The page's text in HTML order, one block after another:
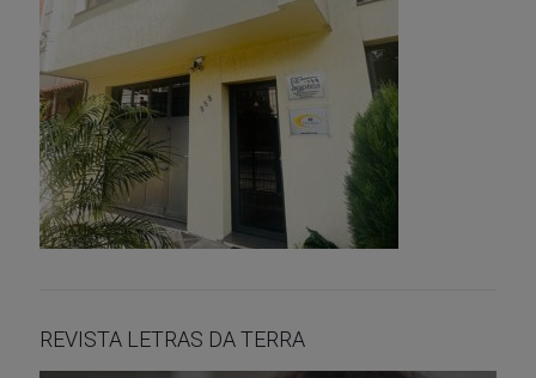
REVISTA LETRAS DA TERRA